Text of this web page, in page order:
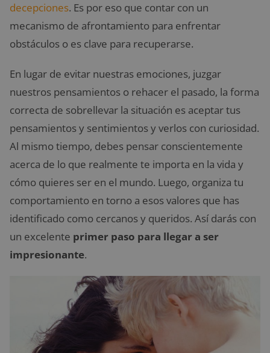
decepciones. Es por eso que contar con un
mecanismo de afrontamiento para enfrentar
obstáculos o es clave para recuperarse.
En lugar de evitar nuestras emociones, juzgar
nuestros pensamientos o rehacer el pasado, la forma
correcta de sobrellevar la situación es aceptar tus
pensamientos y sentimientos y verlos con curiosidad.
Al mismo tiempo, debes pensar conscientemente
acerca de lo que realmente te importa en la vida y
cómo quieres ser en el mundo. Luego, organiza tu
comportamiento en torno a esos valores que has
identificado como cercanos y queridos. Así darás con
un excelente primer paso para llegar a ser
impresionante.